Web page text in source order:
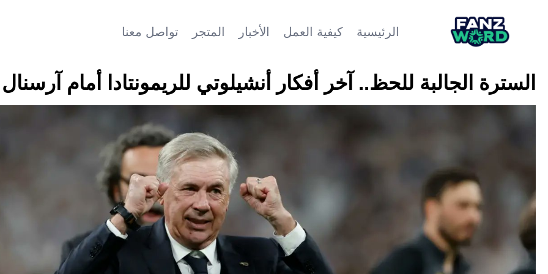
الرئيسية كيفية العمل الأخبار المتجر تواصل معنا
السترة الجالبة للحظ.. آخر أفكار أنشيلوتي للريمونتادا أمام